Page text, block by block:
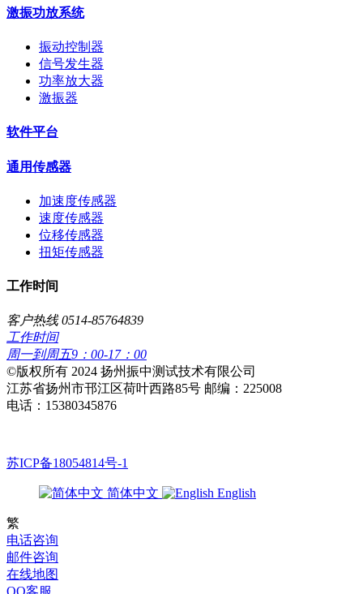
激振功放系统
振动控制器
信号发生器
功率放大器
激振器
软件平台
通用传感器
加速度传感器
速度传感器
位移传感器
扭矩传感器
工作时间
客户热线 0514-85764839
工作时间
周一到周五9：00-17：00
​©版权所有 2024 扬州振中测试技术有限公司
江苏省扬州市邗江区荷叶西路85号 邮编：225008
电话：15380345876
苏ICP备18054814号-1
简体中文 English
繁
电话咨询
邮件咨询
在线地图